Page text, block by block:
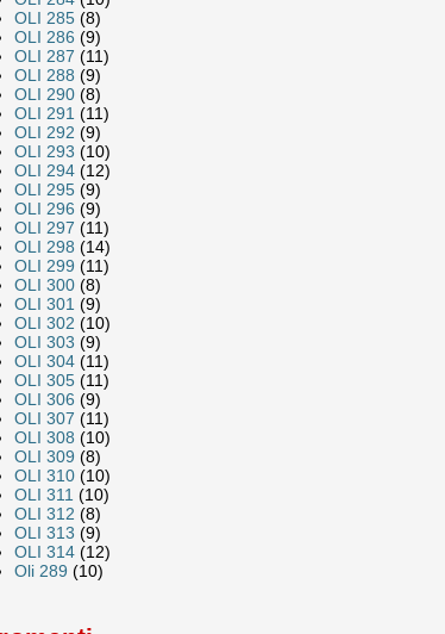
OLI 285 (8)
OLI 286 (9)
OLI 287 (11)
OLI 288 (9)
OLI 290 (8)
OLI 291 (11)
OLI 292 (9)
OLI 293 (10)
OLI 294 (12)
OLI 295 (9)
OLI 296 (9)
OLI 297 (11)
OLI 298 (14)
OLI 299 (11)
OLI 300 (8)
OLI 301 (9)
OLI 302 (10)
OLI 303 (9)
OLI 304 (11)
OLI 305 (11)
OLI 306 (9)
OLI 307 (11)
OLI 308 (10)
OLI 309 (8)
OLI 310 (10)
OLI 311 (10)
OLI 312 (8)
OLI 313 (9)
OLI 314 (12)
Oli 289 (10)